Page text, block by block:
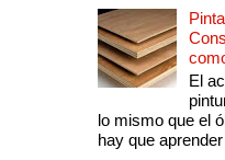
El
lo mismo que el
hay que